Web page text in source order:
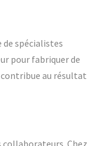
de spécialistes
pour fabriquer de
au résultat